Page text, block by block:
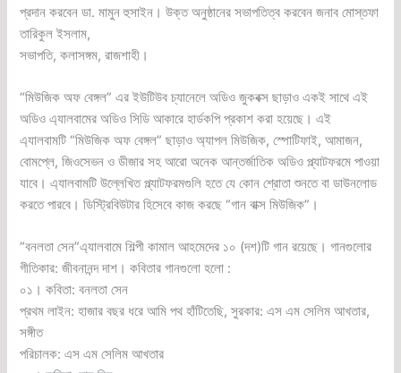
প্রদান করবেন ডা. মামুন হুসাইন। উক্ত অনুষ্ঠানের সভাপতিত্ব করবেন জনাব মোস্তফা
তারিকুল ইসলাম,
সভাপতি, কলাসঙ্গম, রাজশাহী।
“মিউজিক অফ বেঙ্গল” এর ইউটিউব চ্যানেলে অডিও জুকবক্স ছাড়াও একই সাথে এই
অডিও এ্যালবামের অডিও সিডি আকারে হার্ডকপি প্রকাশ করা হয়েছে। এই
এ্যালবামটি “মিউজিক অফ বেঙ্গল” ছাড়াও অ্যাপল মিউজিক, স্পোটিফাই, আমাজন,
বোমপ্লে, জিওসেভন ও ডীজার সহ আরো অনেক আন্তর্জাতিক অডিও প্ল্যাটফরমে পাওয়া
যাবে। এ্যালবামটি উল্লেখিত প্ল্যাটফরমগুলি হতে যে কোন শ্রোতা শুনতে বা ডাউনলোড
করতে পারবে। ডিস্ট্রিবিউটার হিসেবে কাজ করছে “গান বাক্স মিউজিক”।
“বনলতা সেন”এ্যালবামে শিল্পী কামাল আহমেদের ১০ (দশ)টি গান রয়েছে। গানগুলোর
গীতিকার: জীবনানন্দ দাশ। কবিতার গানগুলো হলো :
০১। কবিতা: বনলতা সেন
প্রথম লাইন: হাজার বছর ধরে আমি পথ হাঁটিতেছি, সুরকার: এস এম সেলিম আখতার,
সঙ্গীত
পরিচালক: এস এম সেলিম আখতার